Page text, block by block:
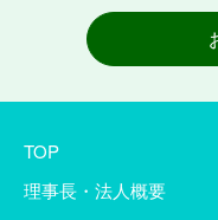
TOP
理事長・法人概要